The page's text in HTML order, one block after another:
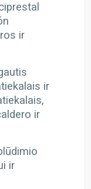
ir
ir
ir
ir